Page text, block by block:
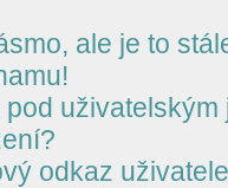
ale je to
uživatelským
odkaz